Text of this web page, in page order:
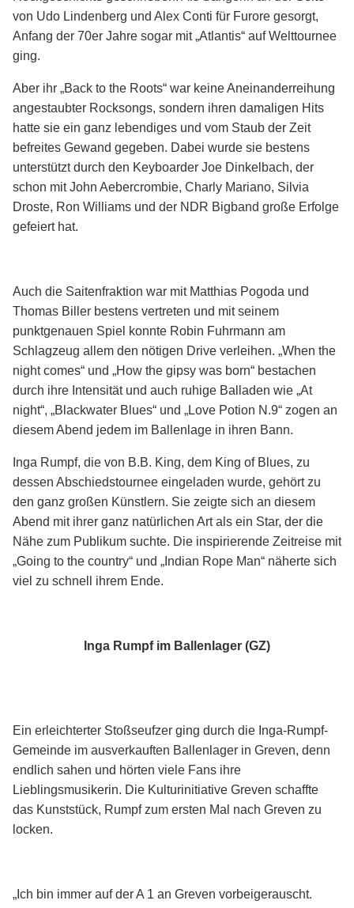
von Udo Lindenberg und Alex Conti für Furore gesorgt,
Anfang der 70er Jahre sogar mit „Atlantis“ auf Welttournee
ging.
Aber ihr „Back to the Roots“ war keine Aneinanderreihung
angestaubter Rocksongs, sondern ihren damaligen Hits
hatte sie ein ganz lebendiges und vom Staub der Zeit
befreites Gewand gegeben. Dabei wurde sie bestens
unterstützt durch den Keyboarder Joe Dinkelbach, der
schon mit John Aebercrombie, Charly Mariano, Silvia
Droste, Ron Williams und der NDR Bigband große Erfolge
gefeiert hat.
Auch die Saitenfraktion war mit Matthias Pogoda und
Thomas Biller bestens vertreten und mit seinem
punktgenauen Spiel konnte Robin Fuhrmann am
Schlagzeug allem den nötigen Drive verleihen. „When the
night comes“ und „How the gipsy was born“ bestachen
durch ihre Intensität und auch ruhige Balladen wie „At
night“, „Blackwater Blues“ und „Love Potion N.9“ zogen an
diesem Abend jedem im Ballenlage in ihren Bann.
Inga Rumpf, die von B.B. King, dem King of Blues, zu
dessen Abschiedstournee eingeladen wurde, gehört zu
den ganz großen Künstlern. Sie zeigte sich an diesem
Abend mit ihrer ganz natürlichen Art als ein Star, der die
Nähe zum Publikum suchte. Die inspirierende Zeitreise mit
„Going to the country“ und „Indian Rope Man“ näherte sich
viel zu schnell ihrem Ende.
Inga Rumpf im Ballenlager (GZ)
Ein erleichterter Stoßseufzer ging durch die Inga-Rumpf-
Gemeinde im ausverkauften Ballenlager in Greven, denn
endlich sahen und hörten viele Fans ihre
Lieblingsmusikerin. Die Kulturinitiative Greven schaffte
das Kunststück, Rumpf zum ersten Mal nach Greven zu
locken.
„Ich bin immer auf der A 1 an Greven vorbeigerauscht.